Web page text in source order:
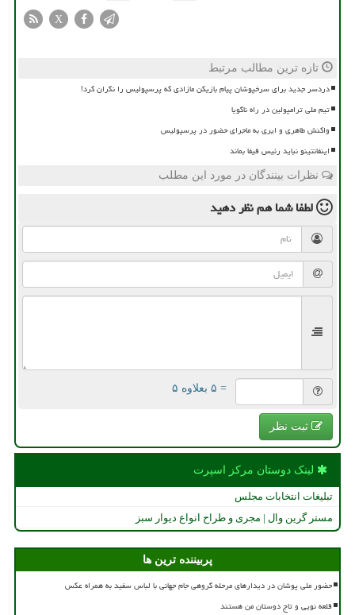
X
تازه ترین مطالب مرتبط
دردسر جدید برای سرخپوشان پیام بازیکن مازادی که پرسپولیس را نگران کرد!
تیم ملی ترامپولین در راه ناگویا
واکنش طاهری و ایری به ماجرای حضور در پرسپولیس
اینفانتینو نباید رئیس فیفا بماند
نظرات بینندگان در مورد این مطلب
لطفا شما همنظر دهید
= ۵ بعلاوه ۵
ثبت نظر
لینک دوستان مركز اسپرت
تبلیغات انتخابات مجلس
مستر گرین وال | مجری و طراح انواع دیوار سبز
پربیننده ترین ها
حضور ملی پوشان در دیدارهای مرحله گروهی جام جهانی با لباس سفید به همراه عکس
قلعه نویی و تاج دوستان من هستند